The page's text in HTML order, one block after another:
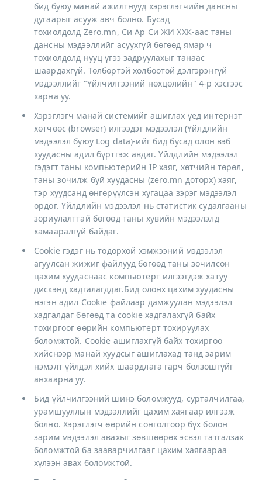
бид буюу манай ажилтнууд хэрэглэгчийн дансны
дугаарыг асууж авч болно. Бусад
тохиолдолд Zero.mn, Си Ар Си ЖИ ХХК-аас таны
дансны мэдээллийг асуухгүй бөгөөд ямар ч
тохиолдолд нууц үгээ задруулахыг танаас
шаардахгүй. Төлбөртэй холбоотой дэлгэрэнгүй
мэдээллийг "Үйлчилгээний нөхцөлийн" 4-р хэсгээс
харна уу.
Хэрэглэгч манай системийг ашиглах үед интернэт
хөтчөөс (browser) илгээдэг мэдээлэл (Үйлдлийн
мэдээлэл буюу Log data)-ийг бид бусад олон вэб
хуудасны адил бүртгэж авдаг. Үйлдлийн мэдээлэл
гэдэгт таны компьютерийн IP хаяг, хөтчийн төрөл,
таны зочилж буй хуудасны (zero.mn доторх) хаяг,
тэр хуудсанд өнгөрүүлсэн хугацаа зэрэг мэдээлэл
ордог. Үйлдлийн мэдээлэл нь статистик судалгааны
зориулалттай бөгөөд таны хувийн мэдээлэлд
хамааралгүй байдаг.
Cookie гэдэг нь тодорхой хэмжээний мэдээлэл
агуулсан жижиг файлууд бөгөөд таны зочилсон
цахим хуудаснаас компьютерт илгээгдэж хатуу
дискэнд хадгалагддаг.Бид олонх цахим хуудасны
нэгэн адил Cookie файлаар дамжуулан мэдээлэл
хадгалдаг бөгөөд та cookie хадгалахгүй байх
тохиргоог өөрийн компьютерт тохируулах
боломжтой. Cookie ашиглахгүй байх тохиргоо
хийснээр манай хуудсыг ашиглахад танд зарим
нэмэлт үйлдэл хийх шаардлага гарч болзошгүйг
анхаарна уу.
Бид үйлчилгээний шинэ боломжууд, сурталчилгаа,
урамшууллын мэдээллийг цахим хаягаар илгээж
болно. Хэрэглэгч өөрийн сонголтоор бүх болон
зарим мэдээлэл авахыг зөвшөөрөх эсвэл татгалзах
боломжтой ба зааварчилгааг цахим хаягаараа
хүлээн авах боломжтой.